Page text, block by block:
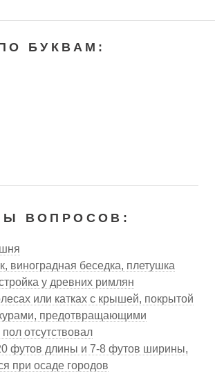
БУКВАМ:
ВОПРОСОВ:
виноградная беседка, плетушка
у древних римлян
или катках с крышей, покрытой
предотвращающими
отсутствовал
футов длины и 7-8 футов ширины,
при осаде городов